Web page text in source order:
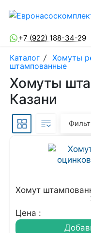
+7 (922) 188-34-29
Каталог / Хомуты
штампованные
Хомуты
Казани
Хомут
Цена :